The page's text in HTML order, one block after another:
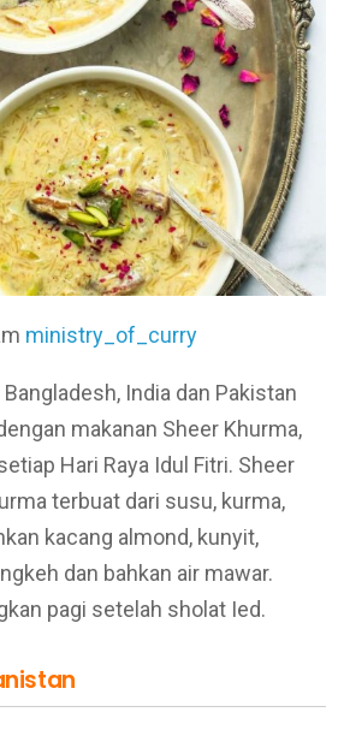
ministry_of_curry
India dan Pakistan
makanan Sheer Khurma,
Hari Raya Idul Fitri. Sheer
terbuat dari susu, kurma,
kacang almond, kunyit,
dan bahkan air mawar.
pagi setelah sholat Ied.